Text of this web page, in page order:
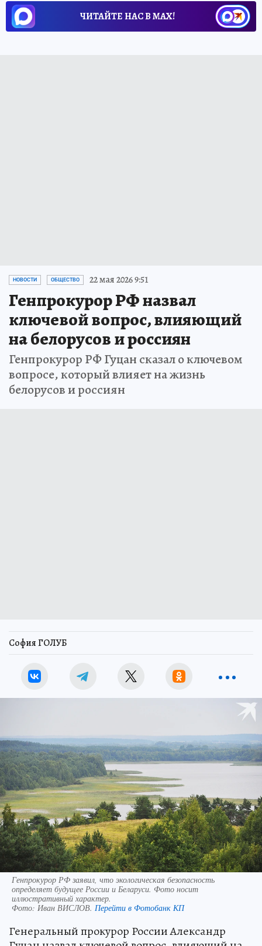
ЧИТАЙТЕ НАС В МАХ!
НОВОСТИ ОБЩЕСТВО 22 мая 2026 9:51
Генпрокурор РФ назвал
ключевой вопрос, влияющий
на белорусов и россиян
Генпрокурор РФ Гуцан сказал о ключевом
вопросе, который влияет на жизнь
белорусов и россиян
София ГОЛУБ
Генпрокурор РФ заявил, что экологическая безопасность
определяет будущее России и Беларуси. Фото носит
иллюстративный характер.
Фото: Иван ВИСЛОВ. Перейти в Фотобанк КП
Генеральный прокурор России Александр